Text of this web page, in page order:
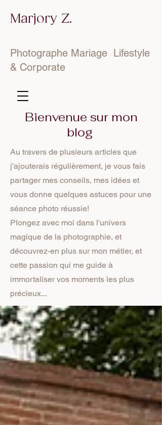
Marjory Z.
Photographe Mariage Lifestyle
& Corporate
Bienvenue sur mon
blog
Au travers de plusieurs articles que
j'ajouterais régulièrement, je vous fais
partager mes conseils, mes idées et
vous donne quelques astuces pour une
séance photo réussie!
Plongez avec moi dans l'univers
magique de la photographie, et
découvrez-en plus sur mon métier, et
cette passion qui me guide à
immortaliser vos moments les plus
précieux...